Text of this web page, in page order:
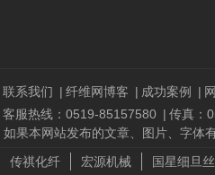
联系我们 | 纤维网博客 | 成功案例 |
客服热线：0519-85157580 | 传真：
如果本网站发布的文章、图片、字体
传祺化纤
宏源机械 国星细旦丝